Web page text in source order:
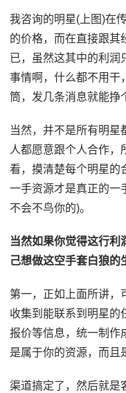
我咨询的明星(上图)在
的价格，而在直接跟其
已，虽然这其中的利润
事情啊，什么都不用干
筒，发几条消息就能挣
当然，并不是所有明星
人都愿意跟个人合作，
看，摸清楚每个明星的
一手资源才是真正的一
不会不鸟你的)。
当然如果你觉得这行利
己想做这空手套白狼的
第一，正如上面所讲，
收集到能联系到明星的
报价等信息，统一制作
是属于你的资源，而且
渠道搞定了，然后就是